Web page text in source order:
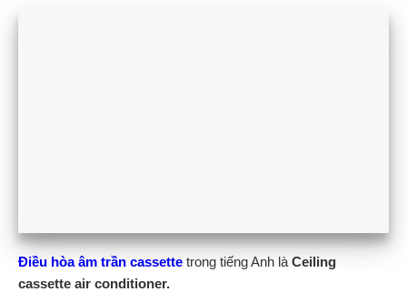
Điều hòa âm trần cassette trong tiếng Anh là Ceiling
cassette air conditioner.